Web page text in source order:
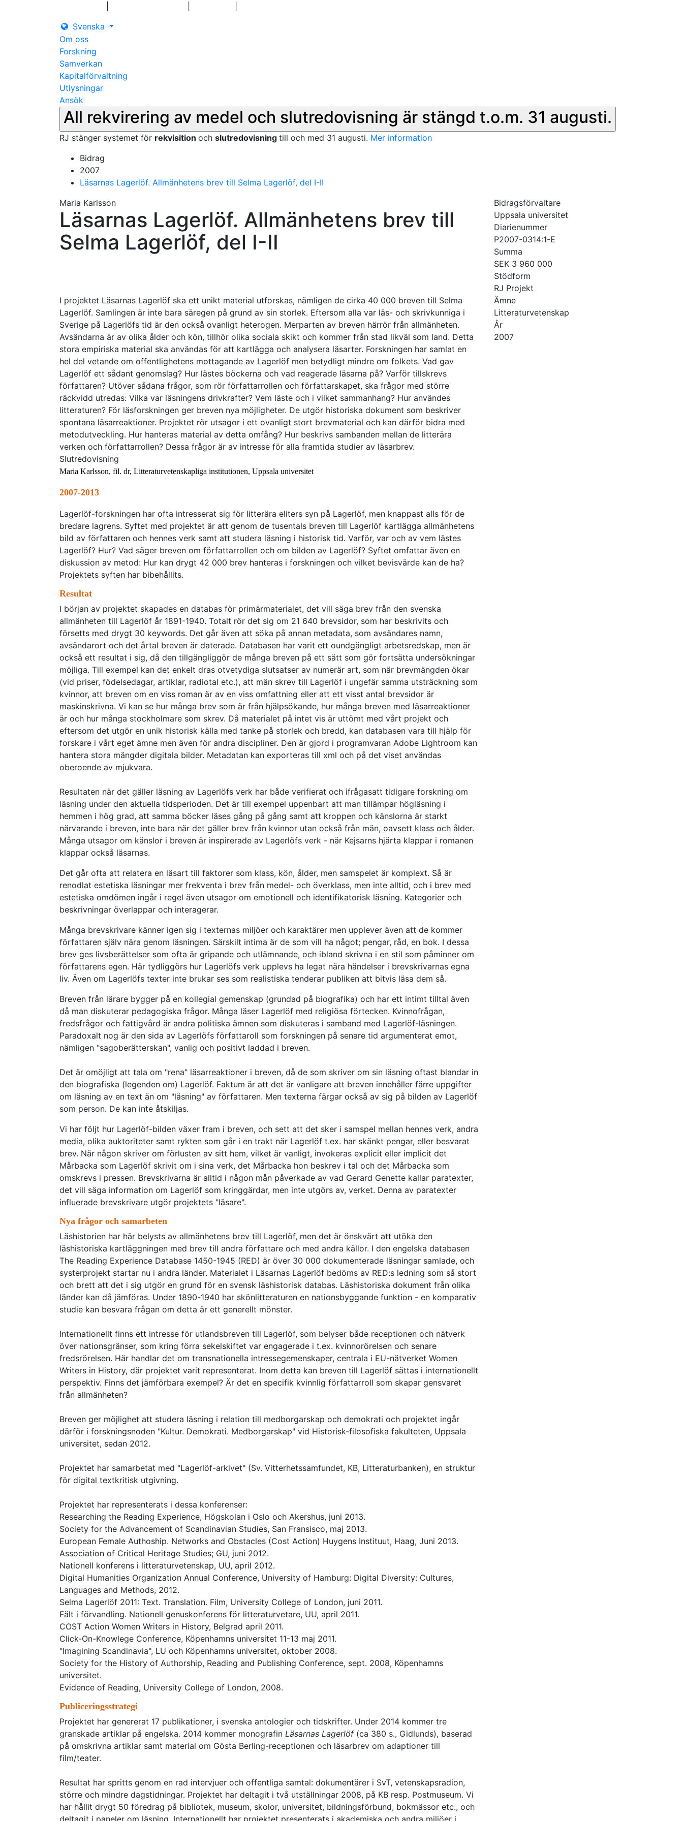
Svenska
Om oss
Forskning
Samverkan
Kapitalförvaltning
Utlysningar
Ansök
All rekvirering av medel och slutredovisning är stängd t.o.m. 31 augusti.
RJ stänger systemet för rekvisition och slutredovisning till och med 31 augusti. Mer information
Bidrag
2007
Läsarnas Lagerlöf. Allmänhetens brev till Selma Lagerlöf, del I-II
Maria Karlsson
Läsarnas Lagerlöf. Allmänhetens brev till
Selma Lagerlöf, del I-II
I projektet Läsarnas Lagerlöf ska ett unikt material utforskas, nämligen de cirka 40 000 breven till Selma
Lagerlöf. Samlingen är inte bara säregen på grund av sin storlek. Eftersom alla var läs- och skrivkunniga i
Sverige på Lagerlöfs tid är den också ovanligt heterogen. Merparten av breven härrör från allmänheten.
Avsändarna är av olika ålder och kön, tillhör olika sociala skikt och kommer från stad likväl som land. Detta
stora empiriska material ska användas för att kartlägga och analysera läsarter. Forskningen har samlat en
hel del vetande om offentlighetens mottagande av Lagerlöf men betydligt mindre om folkets. Vad gav
Lagerlöf ett sådant genomslag? Hur lästes böckerna och vad reagerade läsarna på? Varför tillskrevs
författaren? Utöver sådana frågor, som rör författarrollen och författarskapet, ska frågor med större
räckvidd utredas: Vilka var läsningens drivkrafter? Vem läste och i vilket sammanhang? Hur användes
litteraturen? För läsforskningen ger breven nya möjligheter. De utgör historiska dokument som beskriver
spontana läsarreaktioner. Projektet rör utsagor i ett ovanligt stort brevmaterial och kan därför bidra med
metodutveckling. Hur hanteras material av detta omfång? Hur beskrivs sambanden mellan de litterära
verken och författarrollen? Dessa frågor är av intresse för alla framtida studier av läsarbrev.
Slutredovisning
Maria Karlsson, fil. dr, Litteraturvetenskapliga institutionen, Uppsala universitet
2007-2013
Lagerlöf-forskningen har ofta intresserat sig för litterära eliters syn på Lagerlöf, men knappast alls för de
bredare lagrens. Syftet med projektet är att genom de tusentals breven till Lagerlöf kartlägga allmänhetens
bild av författaren och hennes verk samt att studera läsning i historisk tid. Varför, var och av vem lästes
Lagerlöf? Hur? Vad säger breven om författarrollen och om bilden av Lagerlöf? Syftet omfattar även en
diskussion av metod: Hur kan drygt 42 000 brev hanteras i forskningen och vilket bevisvärde kan de ha?
Projektets syften har bibehållits.
Resultat
I början av projektet skapades en databas för primärmaterialet, det vill säga brev från den svenska
allmänheten till Lagerlöf år 1891-1940. Totalt rör det sig om 21 640 brevsidor, som har beskrivits och
försetts med drygt 30 keywords. Det går även att söka på annan metadata, som avsändares namn,
avsändarort och det årtal breven är daterade. Databasen har varit ett oundgängligt arbetsredskap, men är
också ett resultat i sig, då den tillgängliggör de många breven på ett sätt som gör fortsätta undersökningar
möjliga. Till exempel kan det enkelt dras otvetydiga slutsatser av numerär art, som när brevmängden ökar
(vid priser, födelsedagar, artiklar, radiotal etc.), att män skrev till Lagerlöf i ungefär samma utsträckning som
kvinnor, att breven om en viss roman är av en viss omfattning eller att ett visst antal brevsidor är
maskinskrivna. Vi kan se hur många brev som är från hjälpsökande, hur många breven med läsarreaktioner
är och hur många stockholmare som skrev. Då materialet på intet vis är uttömt med vårt projekt och
eftersom det utgör en unik historisk källa med tanke på storlek och bredd, kan databasen vara till hjälp för
forskare i vårt eget ämne men även för andra discipliner. Den är gjord i programvaran Adobe Lightroom kan
hantera stora mängder digitala bilder. Metadatan kan exporteras till xml och på det viset användas
oberoende av mjukvara.
Resultaten när det gäller läsning av Lagerlöfs verk har både verifierat och ifrågasatt tidigare forskning om
läsning under den aktuella tidsperioden. Det är till exempel uppenbart att man tillämpar högläsning i
hemmen i hög grad, att samma böcker läses gång på gång samt att kroppen och känslorna är starkt
närvarande i breven, inte bara när det gäller brev från kvinnor utan också från män, oavsett klass och ålder.
Många utsagor om känslor i breven är inspirerade av Lagerlöfs verk - när Kejsarns hjärta klappar i romanen
klappar också läsarnas.
Det går ofta att relatera en läsart till faktorer som klass, kön, ålder, men samspelet är komplext. Så är
renodlat estetiska läsningar mer frekventa i brev från medel- och överklass, men inte alltid, och i brev med
estetiska omdömen ingår i regel även utsagor om emotionell och identifikatorisk läsning. Kategorier och
beskrivningar överlappar och interagerar.
Många brevskrivare känner igen sig i texternas miljöer och karaktärer men upplever även att de kommer
författaren själv nära genom läsningen. Särskilt intima är de som vill ha något; pengar, råd, en bok. I dessa
brev ges livsberättelser som ofta är gripande och utlämnande, och ibland skrivna i en stil som påminner om
författarens egen. Här tydliggörs hur Lagerlöfs verk upplevs ha legat nära händelser i brevskrivarnas egna
liv. Även om Lagerlöfs texter inte brukar ses som realistiska tenderar publiken att bitvis läsa dem så.
Breven från lärare bygger på en kollegial gemenskap (grundad på biografika) och har ett intimt tilltal även
då man diskuterar pedagogiska frågor. Många läser Lagerlöf med religiösa förtecken. Kvinnofrågan,
fredsfrågor och fattigvård är andra politiska ämnen som diskuteras i samband med Lagerlöf-läsningen.
Paradoxalt nog är den sida av Lagerlöfs författaroll som forskningen på senare tid argumenterat emot,
nämligen "sagoberätterskan", vanlig och positivt laddad i breven.
Det är omöjligt att tala om "rena" läsarreaktioner i breven, då de som skriver om sin läsning oftast blandar in
den biografiska (legenden om) Lagerlöf. Faktum är att det är vanligare att breven innehåller färre uppgifter
om läsning av en text än om "läsning" av författaren. Men texterna färgar också av sig på bilden av Lagerlöf
som person. De kan inte åtskiljas.
Vi har följt hur Lagerlöf-bilden växer fram i breven, och sett att det sker i samspel mellan hennes verk, andra
media, olika auktoriteter samt rykten som går i en trakt när Lagerlöf t.ex. har skänkt pengar, eller besvarat
brev. När någon skriver om förlusten av sitt hem, vilket är vanligt, invokeras explicit eller implicit det
Mårbacka som Lagerlöf skrivit om i sina verk, det Mårbacka hon beskrev i tal och det Mårbacka som
omskrevs i pressen. Brevskrivarna är alltid i någon mån påverkade av vad Gerard Genette kallar paratexter,
det vill säga information om Lagerlöf som kringgärdar, men inte utgörs av, verket. Denna av paratexter
influerade brevskrivare utgör projektets "läsare".
Nya frågor och samarbeten
Läshistorien har här belysts av allmänhetens brev till Lagerlöf, men det är önskvärt att utöka den
läshistoriska kartläggningen med brev till andra författare och med andra källor. I den engelska databasen
The Reading Experience Database 1450-1945 (RED) är över 30 000 dokumenterade läsningar samlade, och
systerprojekt startar nu i andra länder. Materialet i Läsarnas Lagerlöf bedöms av RED:s ledning som så stort
och brett att det i sig utgör en grund för en svensk läshistorisk databas. Läshistoriska dokument från olika
länder kan då jämföras. Under 1890-1940 har skönlitteraturen en nationsbyggande funktion - en komparativ
studie kan besvara frågan om detta är ett generellt mönster.
Internationellt finns ett intresse för utlandsbreven till Lagerlöf, som belyser både receptionen och nätverk
över nationsgränser, som kring förra sekelskiftet var engagerade i t.ex. kvinnorörelsen och senare
fredsrörelsen. Här handlar det om transnationella intressegemenskaper, centrala i EU-nätverket Women
Writers in History, där projektet varit representerat. Inom detta kan breven till Lagerlöf sättas i internationellt
perspektiv. Finns det jämförbara exempel? Är det en specifik kvinnlig författarroll som skapar gensvaret
från allmänheten?
Breven ger möjlighet att studera läsning i relation till medborgarskap och demokrati och projektet ingår
därför i forskningsnoden "Kultur. Demokrati. Medborgarskap" vid Historisk-filosofiska fakulteten, Uppsala
universitet, sedan 2012.
Projektet har samarbetat med "Lagerlöf-arkivet" (Sv. Vitterhetssamfundet, KB, Litteraturbanken), en struktur
för digital textkritisk utgivning.
Projektet har representerats i dessa konferenser:
Researching the Reading Experience, Högskolan i Oslo och Akershus, juni 2013.
Society for the Advancement of Scandinavian Studies, San Fransisco, maj 2013.
European Female Authoship. Networks and Obstacles (Cost Action) Huygens Instituut, Haag, Juni 2013.
Association of Critical Heritage Studies; GU, juni 2012.
Nationell konferens i litteraturvetenskap, UU, april 2012.
Digital Humanities Organization Annual Conference, University of Hamburg: Digital Diversity: Cultures,
Languages and Methods, 2012.
Selma Lagerlöf 2011: Text. Translation. Film, University College of London, juni 2011.
Fält i förvandling. Nationell genuskonferens för litteraturvetare, UU, april 2011.
COST Action Women Writers in History, Belgrad april 2011.
Click-On-Knowlege Conference, Köpenhamns universitet 11-13 maj 2011.
"Imagining Scandinavia", LU och Köpenhamns universitet, oktober 2008.
Society for the History of Authorship, Reading and Publishing Conference, sept. 2008, Köpenhamns
universitet.
Evidence of Reading, University College of London, 2008.
Publiceringsstrategi
Projektet har genererat 17 publikationer, i svenska antologier och tidskrifter. Under 2014 kommer tre
granskade artiklar på engelska. 2014 kommer monografin Läsarnas Lagerlöf (ca 380 s., Gidlunds), baserad
på omskrivna artiklar samt material om Gösta Berling-receptionen och läsarbrev om adaptioner till
film/teater.
Resultat har spritts genom en rad intervjuer och offentliga samtal: dokumentärer i SvT, vetenskapsradion,
större och mindre dagstidningar. Projektet har deltagit i två utställningar 2008, på KB resp. Postmuseum. Vi
har hållit drygt 50 föredrag på bibliotek, museum, skolor, universitet, bildningsförbund, bokmässor etc., och
deltagit i paneler om läsning. Internationellt har projektet presenterats i akademiska och andra miljöer i
Bidragsförvaltare
Uppsala universitet
Diarienummer
P2007-0314:1-E
Summa
SEK 3 960 000
Stödform
RJ Projekt
Ämne
Litteraturvetenskap
År
2007